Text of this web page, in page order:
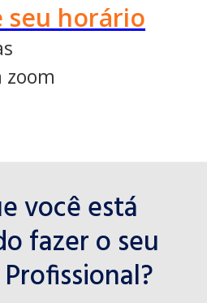
seu horário
zoom
você está
fazer o seu